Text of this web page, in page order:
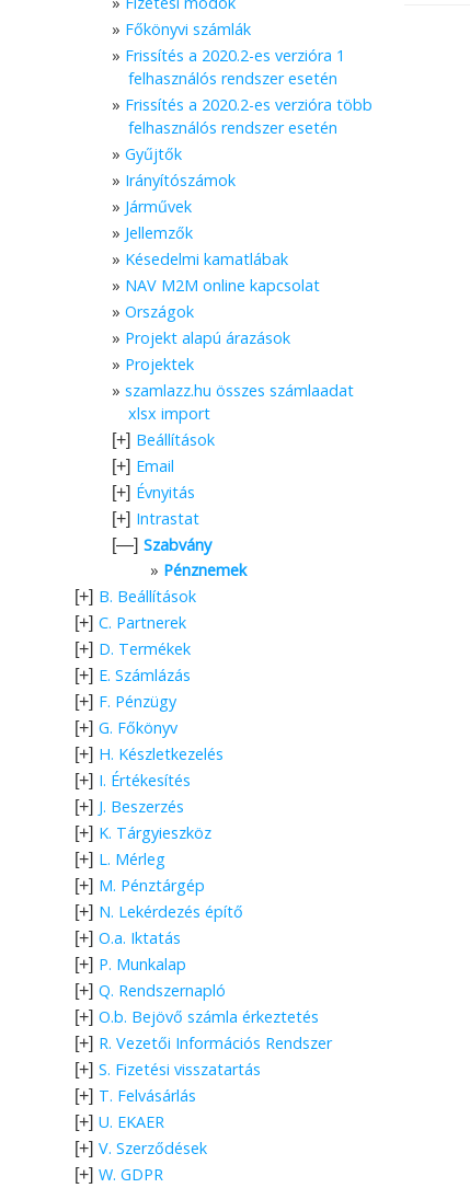
Főkönyvi számlák
Frissítés a 2020.2-es verzióra 1
felhasználós rendszer esetén
Frissítés a 2020.2-es verzióra több
felhasználós rendszer esetén
Gyűjtők
Irányítószámok
Járművek
Jellemzők
Késedelmi kamatlábak
NAV M2M online kapcsolat
Országok
Projekt alapú árazások
Projektek
szamlazz.hu összes számlaadat
xlsx import
[+] Beállítások
[+] Email
[+] Évnyitás
[+] Intrastat
[—] Szabvány
Pénznemek
[+] B. Beállítások
[+] C. Partnerek
[+] D. Termékek
[+] E. Számlázás
[+] F. Pénzügy
[+] G. Főkönyv
[+] H. Készletkezelés
[+] I. Értékesítés
[+] J. Beszerzés
[+] K. Tárgyieszköz
[+] L. Mérleg
[+] M. Pénztárgép
[+] N. Lekérdezés építő
[+] O.a. Iktatás
[+] P. Munkalap
[+] Q. Rendszernapló
[+] O.b. Bejövő számla érkeztetés
[+] R. Vezetői Információs Rendszer
[+] S. Fizetési visszatartás
[+] T. Felvásárlás
[+] U. EKAER
[+] V. Szerződések
[+] W. GDPR